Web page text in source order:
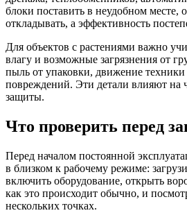
блоки поставить в неудобном месте,
откладывать, а эффективность
Для объектов с растениями важно
влагу и возможные загрязнения от
пыль от упаковки, движение
повреждений. Эти детали влияют на
защиты.
Что проверить перед
Перед началом постоянной
в близком к рабочему режиме:
включить оборудование, открыть
как это происходит обычно, и
нескольких точках.